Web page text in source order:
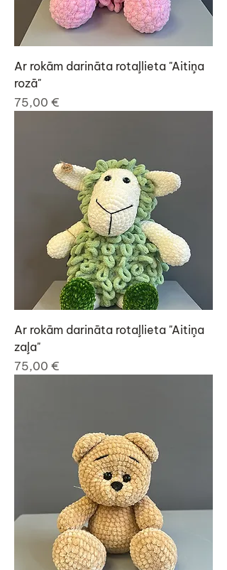
Ar rokām darināta rotaļlieta "Aitiņa
rozā"
Cena
75,00 €
Ar rokām darināta rotaļlieta "Aitiņa
zaļa"
Cena
75,00 €